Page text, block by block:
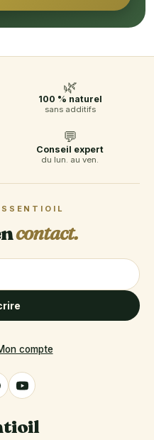
🌿
100 % naturel
sans additifs
💬
Conseil expert
du lun. au ven.
contact.
compte